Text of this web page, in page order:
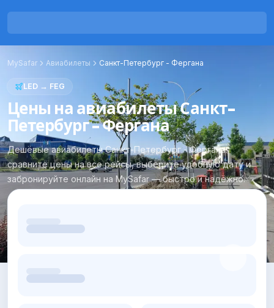
MySafar Авиабилеты Санкт-Петербург - Фергана
LED → FEG
Цены на авиабилеты Санкт-
Петербург - Фергана
Дешёвые авиабилеты Санкт-Петербург - Фергана:
сравните цены на все рейсы, выберите удобную дату и
забронируйте онлайн на MySafar — быстро и надёжно.